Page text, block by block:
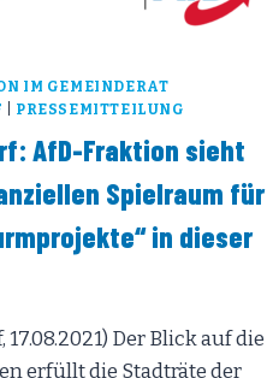
IM GEMEINDERAT
PRESSEMITTEILUNG
AfD-Fraktion sieht
Spielraum für
in dieser
Der Blick auf die
erfüllt die Stadträte der